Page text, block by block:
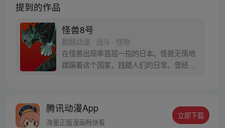
提到的作品
怪兽8号
翻翻动漫 · 战斗 · 怪物
在怪兽出现率首屈一指的日本。怪兽无情地
蹂躏着这个国家，践踏人们的日常。曾经立
担任讨伐怪兽工作的日本防卫队将这样的他
称作“怪兽8号”。
腾讯动漫App
海量正版漫画畅快看
立即下载